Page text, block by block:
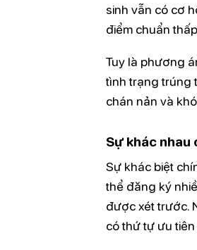
sinh vẫn có cơ
điểm chuẩn
Tuy là phương
tình trạng trúng
chán nản và
Sự khác
Sự khác biệt
thể đăng ký
được xét trước.
có thứ tự ưu